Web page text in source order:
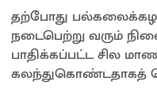
தற்போது
நடைபெற்று வரும்
பாதிக்கப்பட்ட சில
கலந்துகொண்டதாகத்